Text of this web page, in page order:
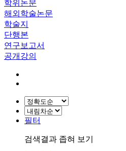
학위논문
해외학술논문
학술지
단행본
연구보고서
공개강의
필터
검색결과 좁혀 보기